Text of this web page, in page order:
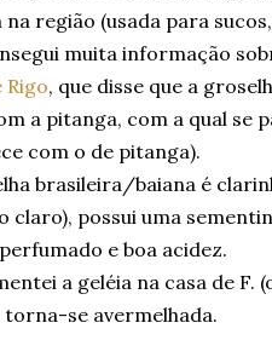
na região (usada para
muita informação
Rigo, que disse que a
a pitanga, com a qual se
com o de pitanga).
brasileira/baiana é
claro), possui uma
e boa acidez.
a geléia na casa de F.
torna-se avermelhada.